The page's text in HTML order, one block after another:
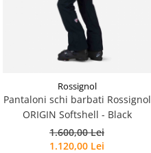
Incaltaminte
Mid Layere
Jachete
Tricouri
Rossignol
Pantaloni schi barbati Rossignol
ORIGIN Softshell - Black
1.600,00 Lei
1.120,00 Lei